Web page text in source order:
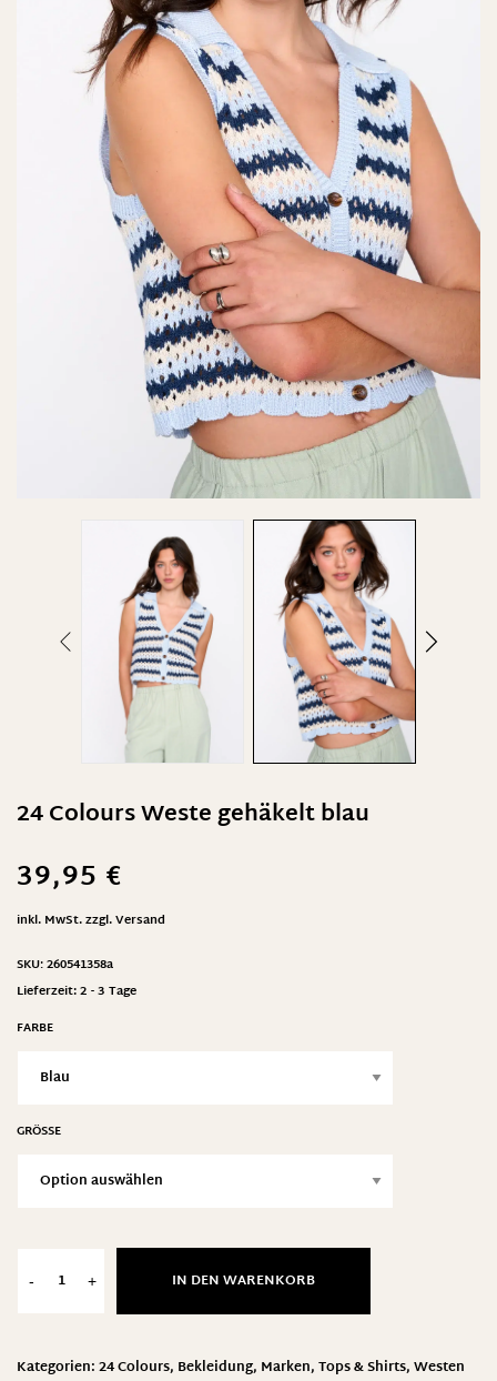
24 Colours Weste gehäkelt blau
39,95 €
inkl. MwSt.zzgl.Versand
SKU:260541358a
Lieferzeit:2 - 3 Tage
FARBE
GRÖSSE
- + IN DEN WARENKORB
Kategorien:24 Colours, Bekleidung, Marken,Tops & Shirts,Westen